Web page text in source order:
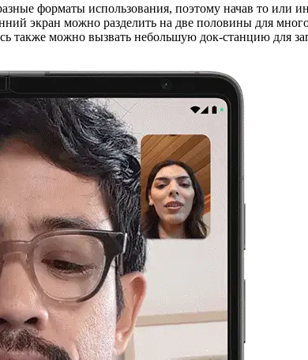
форматы использования, поэтому начав то
экран можно разделить на две половины для
также можно вызвать небольшую док-станцию для